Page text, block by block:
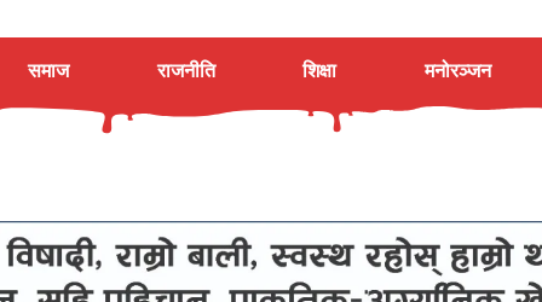
समाज राजनीति शिक्षा मनोरञ्जन